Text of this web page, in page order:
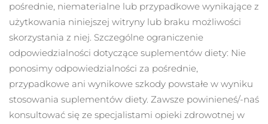
pośrednie, niematerialne lub przypadkowe wynikające z
użytkowania niniejszej witryny lub braku możliwości
skorzystania z niej. Szczególne ograniczenie
odpowiedzialności dotyczące suplementów diety: Nie
ponosimy odpowiedzialności za pośrednie,
przypadkowe ani wynikowe szkody powstałe w wyniku
stosowania suplementów diety. Zawsze powinieneś/-naś
konsultować się ze specjalistami opieki zdrowotnej w